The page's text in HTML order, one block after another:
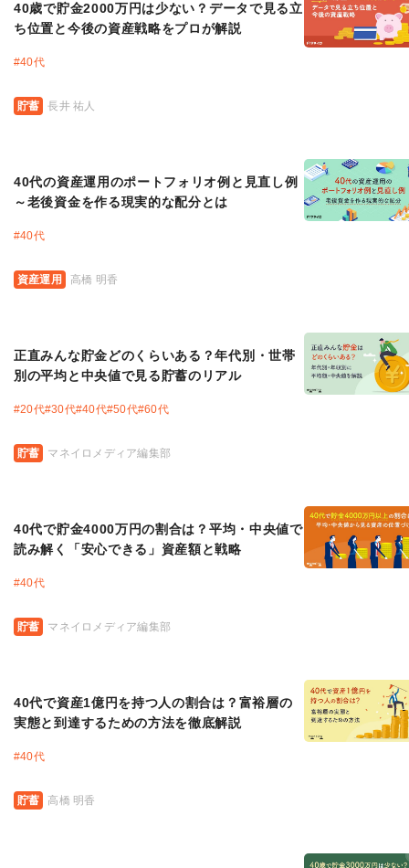
貯蓄 長井 祐人
40歳で貯金2000万円は少ない？データで見る立
ち位置と今後の資産戦略をプロが解説
#40代
資産運用 高橋 明香
40代の資産運用のポートフォリオ例と見直し例
～老後資金を作る現実的な配分とは
#40代
貯蓄 マネイロメディア編集部
正直みんな貯金どのくらいある？年代別・世帯
別の平均と中央値で見る貯蓄のリアル
#20代#30代#40代#50代#60代
貯蓄 マネイロメディア編集部
40代で貯金4000万円の割合は？平均・中央値で
読み解く「安心できる」資産額と戦略
#40代
貯蓄 高橋 明香
40代で資産1億円を持つ人の割合は？富裕層の
実態と到達するための方法を徹底解説
#40代